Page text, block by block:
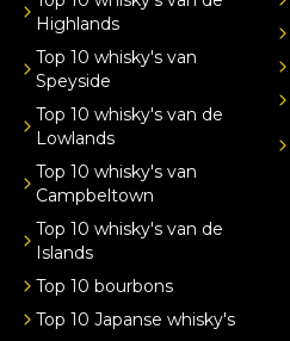
Highlands
Top 10 whisky's van
Speyside
Top 10 whisky's van de
Lowlands
Top 10 whisky's van
Campbeltown
Top 10 whisky's van de
Islands
Top 10 bourbons
Top 10 Japanse whisky's